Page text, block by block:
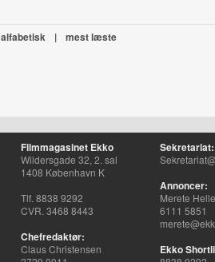
alfabetisk | mest læste
Filmmagasinet Ekko
Wildersgade 32, 2. sal
1408 København K
Tlf. 8838 9292
CVR. 3468 8443
Chefredaktør:
Claus Christensen
Sekretariat:
Annoncer:
Merete
6111 5851
Ekko